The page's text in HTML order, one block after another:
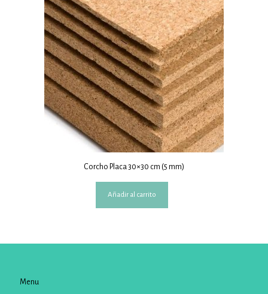
Corcho Placa 30×30 cm (5 mm)
Añadir al carrito
Menu